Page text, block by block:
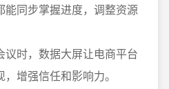
能同步掌握进度，调整资源
议时，数据大屏让电商平台
增强信任和影响力。